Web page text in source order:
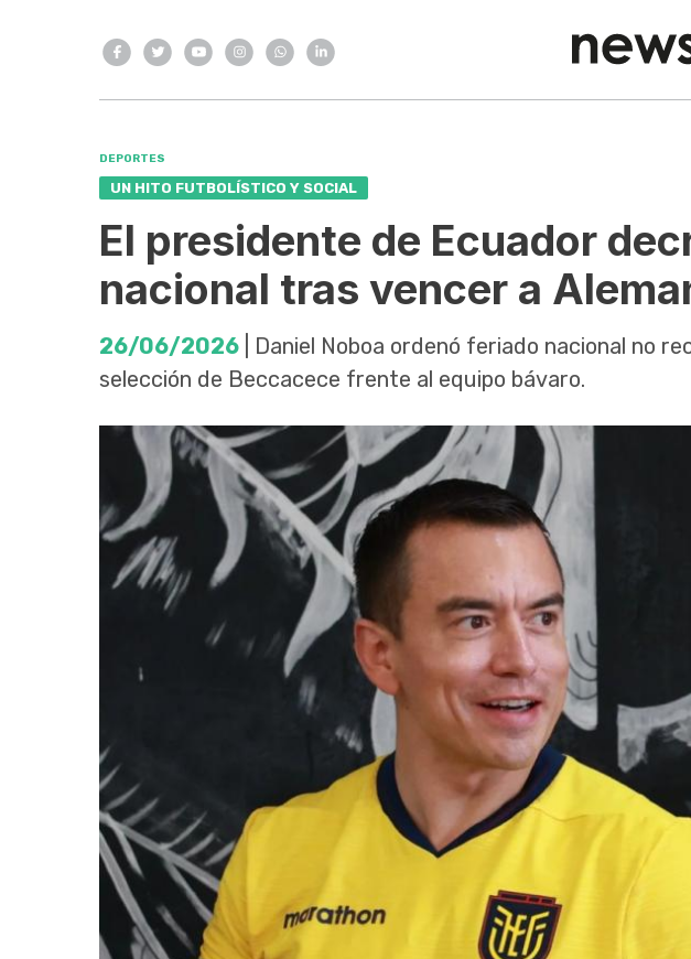
DEPORTES
UN HITO FUTBOLÍSTICO Y SOCIAL
El presidente de Ecuador
nacional tras vencer a
26/06/2026 | Daniel Noboa ordenó feriado nacional no
selección de Beccacece frente al equipo bávaro.